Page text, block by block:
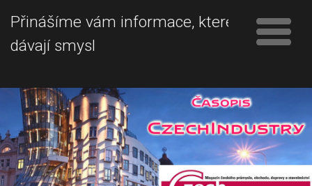
Přinášíme vám informace, které
dávají smysl